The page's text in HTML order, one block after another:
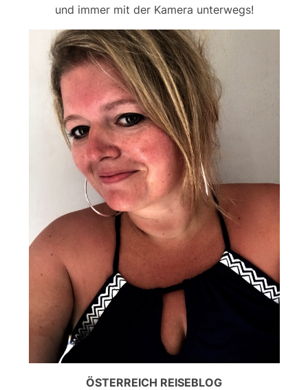
und immer mit der Kamera unterwegs!
ÖSTERREICH REISEBLOG